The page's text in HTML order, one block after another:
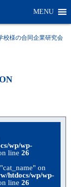
MENU
校様の合同企業研究会
wp/wp-
line26
on
htdocs/wp/wp-
line26